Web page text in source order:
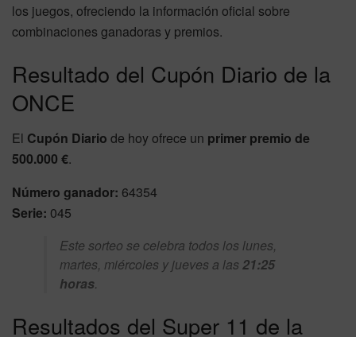
los juegos, ofreciendo la información oficial sobre
combinaciones ganadoras y premios.
Resultado del Cupón Diario de la
ONCE
El Cupón Diario de hoy ofrece un primer premio de
500.000 €.
Número ganador: 64354
Serie: 045
Este sorteo se celebra todos los lunes,
martes, miércoles y jueves a las 21:25
horas.
Resultados del Super 11 de la